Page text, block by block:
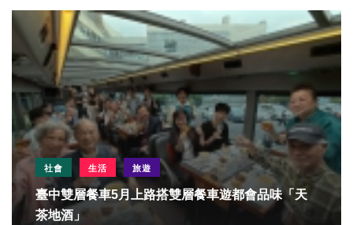
社會 生活 旅遊
臺中雙層餐車5月上路搭雙層餐車遊都會品味「天
茶地酒」